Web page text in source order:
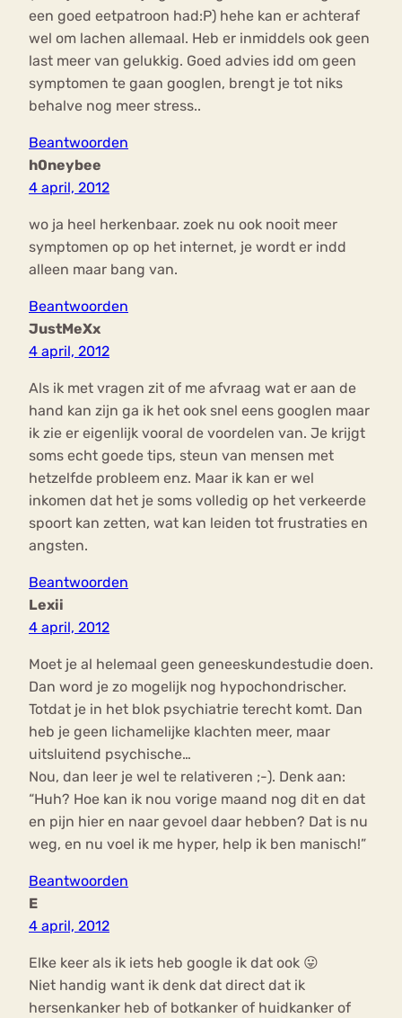
een goed eetpatroon had:P) hehe kan er achteraf
wel om lachen allemaal. Heb er inmiddels ook geen
last meer van gelukkig. Goed advies idd om geen
symptomen te gaan googlen, brengt je tot niks
behalve nog meer stress..
Beantwoorden
h0neybee
4 april, 2012
wo ja heel herkenbaar. zoek nu ook nooit meer
symptomen op op het internet, je wordt er indd
alleen maar bang van.
Beantwoorden
JustMeXx
4 april, 2012
Als ik met vragen zit of me afvraag wat er aan de
hand kan zijn ga ik het ook snel eens googlen maar
ik zie er eigenlijk vooral de voordelen van. Je krijgt
soms echt goede tips, steun van mensen met
hetzelfde probleem enz. Maar ik kan er wel
inkomen dat het je soms volledig op het verkeerde
spoort kan zetten, wat kan leiden tot frustraties en
angsten.
Beantwoorden
Lexii
4 april, 2012
Moet je al helemaal geen geneeskundestudie doen.
Dan word je zo mogelijk nog hypochondrischer.
Totdat je in het blok psychiatrie terecht komt. Dan
heb je geen lichamelijke klachten meer, maar
uitsluitend psychische…
Nou, dan leer je wel te relativeren ;-). Denk aan:
“Huh? Hoe kan ik nou vorige maand nog dit en dat
en pijn hier en naar gevoel daar hebben? Dat is nu
weg, en nu voel ik me hyper, help ik ben manisch!”
Beantwoorden
E
4 april, 2012
Elke keer als ik iets heb google ik dat ook 😛
Niet handig want ik denk dat direct dat ik
hersenkanker heb of botkanker of huidkanker of